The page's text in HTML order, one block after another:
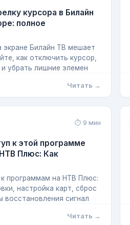
курсора в Билайн
полное
Билайн ТВ мешает
как отключить курсор,
убрать лишние элемен
Читать →
⏱ 9 мин
к этой программе
Плюс: Как
программам на НТВ Плюс:
настройка карт, сброс
сигнал
Читать →